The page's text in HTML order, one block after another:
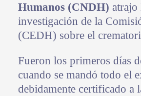
Humanos (CNDH) atrajo
investigación de la
(CEDH) sobre el
Fueron los primeros días
cuando se mandó todo el
debidamente certificado a